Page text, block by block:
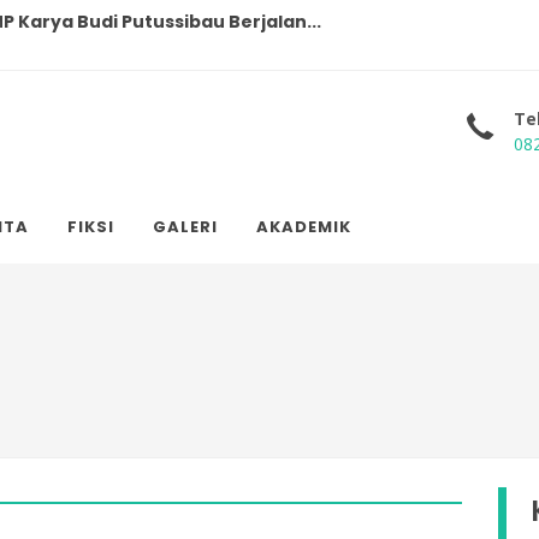
Karya Budi Putussibau Berjalan...
di SMP Karya Budi...
FIKSI GALERI AKADEMIK